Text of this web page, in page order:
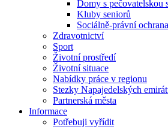
Domy s pečovatelskou
Kluby seniorů
Sociálně-právní
Zdravotnictví
Sport
Životní prostředí
Životní situace
Nabídky práce v regionu
Stezky Napajedelských
Partnerská města
Informace
Potřebuji vyřídit